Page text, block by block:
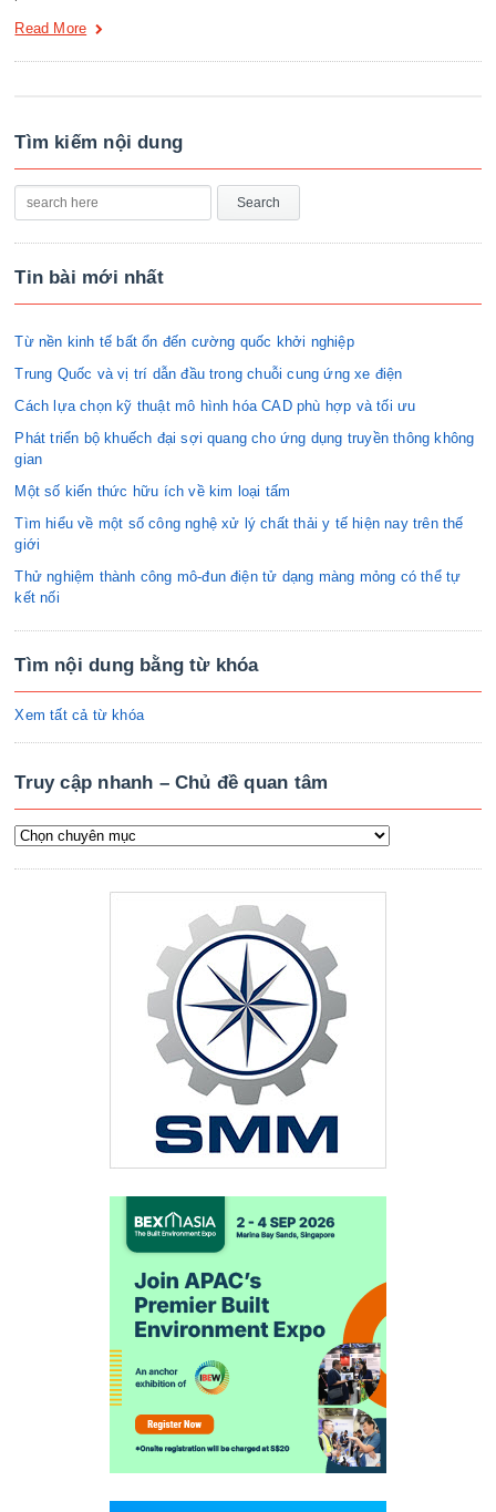
Read More
Tìm kiếm nội dung
Tin bài mới nhất
Từ nền kinh tế bất ổn đến cường quốc khởi nghiệp
Trung Quốc và vị trí dẫn đầu trong chuỗi cung ứng xe điện
Cách lựa chọn kỹ thuật mô hình hóa CAD phù hợp và tối ưu
Phát triển bộ khuếch đại sợi quang cho ứng dụng truyền thông không
gian
Một số kiến thức hữu ích về kim loại tấm
Tìm hiểu về một số công nghệ xử lý chất thải y tế hiện nay trên thế
giới
Thử nghiệm thành công mô-đun điện tử dạng màng mỏng có thể tự
kết nối
Tìm nội dung bằng từ khóa
Xem tất cả từ khóa
Truy cập nhanh – Chủ đề quan tâm